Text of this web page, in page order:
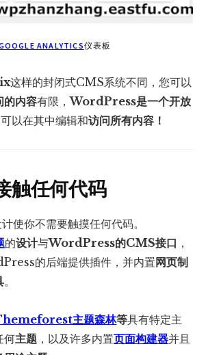
ANALYTICS仪表板
这样的封闭式CMS系统不同，您可以
的内容有限，WordPress是一个开放
以在其中编辑和访问所有内容！
触任何代码
使你不需要触摸任何代码。
的设计与WordPress的CMS接口 ，
的后端提供插件，并内置网页制
。
主题森林等具有特定主
何主题 ，以及许多内置页面构建器并且